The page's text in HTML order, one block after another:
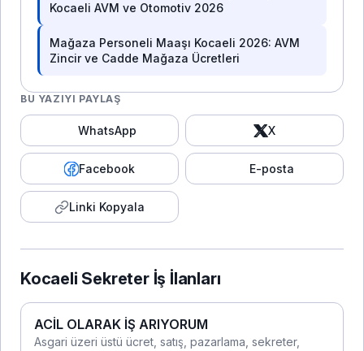
Kocaeli AVM ve Otomotiv 2026
Mağaza Personeli Maaşı Kocaeli 2026: AVM
Zincir ve Cadde Mağaza Ücretleri
BU YAZIYI PAYLAŞ
WhatsApp X
Facebook E-posta
Linki Kopyala
Kocaeli Sekreter İş İlanları
ACİL OLARAK İŞ ARIYORUM
Asgari üzeri üstü ücret, satış, pazarlama, sekreter,